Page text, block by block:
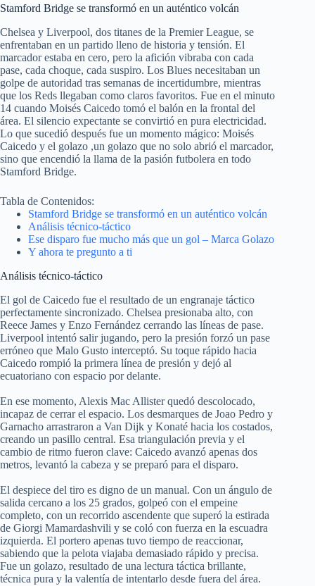
Stamford Bridge se transformó en un auténtico volcán
Chelsea y Liverpool, dos titanes de la Premier League, se
enfrentaban en un partido lleno de historia y tensión. El
marcador estaba en cero, pero la afición vibraba con cada
pase, cada choque, cada suspiro. Los Blues necesitaban un
golpe de autoridad tras semanas de incertidumbre, mientras
que los Reds llegaban como claros favoritos. Fue en el minuto
14 cuando Moisés Caicedo tomó el balón en la frontal del
área. El silencio expectante se convirtió en pura electricidad.
Lo que sucedió después fue un momento mágico: Moisés
Caicedo y el golazo ,un golazo que no solo abrió el marcador,
sino que encendió la llama de la pasión futbolera en todo
Stamford Bridge.
Tabla de Contenidos:
Stamford Bridge se transformó en un auténtico volcán
Análisis técnico-táctico
Ese disparo fue mucho más que un gol – Marca Golazo
Y ahora te pregunto a ti
Análisis técnico-táctico
El gol de Caicedo fue el resultado de un engranaje táctico
perfectamente sincronizado. Chelsea presionaba alto, con
Reece James y Enzo Fernández cerrando las líneas de pase.
Liverpool intentó salir jugando, pero la presión forzó un pase
erróneo que Malo Gusto interceptó. Su toque rápido hacia
Caicedo rompió la primera línea de presión y dejó al
ecuatoriano con espacio por delante.
En ese momento, Alexis Mac Allister quedó descolocado,
incapaz de cerrar el espacio. Los desmarques de Joao Pedro y
Garnacho arrastraron a Van Dijk y Konaté hacia los costados,
creando un pasillo central. Esa triangulación previa y el
cambio de ritmo fueron clave: Caicedo avanzó apenas dos
metros, levantó la cabeza y se preparó para el disparo.
El despiece del tiro es digno de un manual. Con un ángulo de
salida cercano a los 25 grados, golpeó con el empeine
completo, con un recorrido ascendente que superó la estirada
de Giorgi Mamardashvili y se coló con fuerza en la escuadra
izquierda. El portero apenas tuvo tiempo de reaccionar,
sabiendo que la pelota viajaba demasiado rápido y precisa.
Fue un golazo, resultado de una lectura táctica brillante,
técnica pura y la valentía de intentarlo desde fuera del área.